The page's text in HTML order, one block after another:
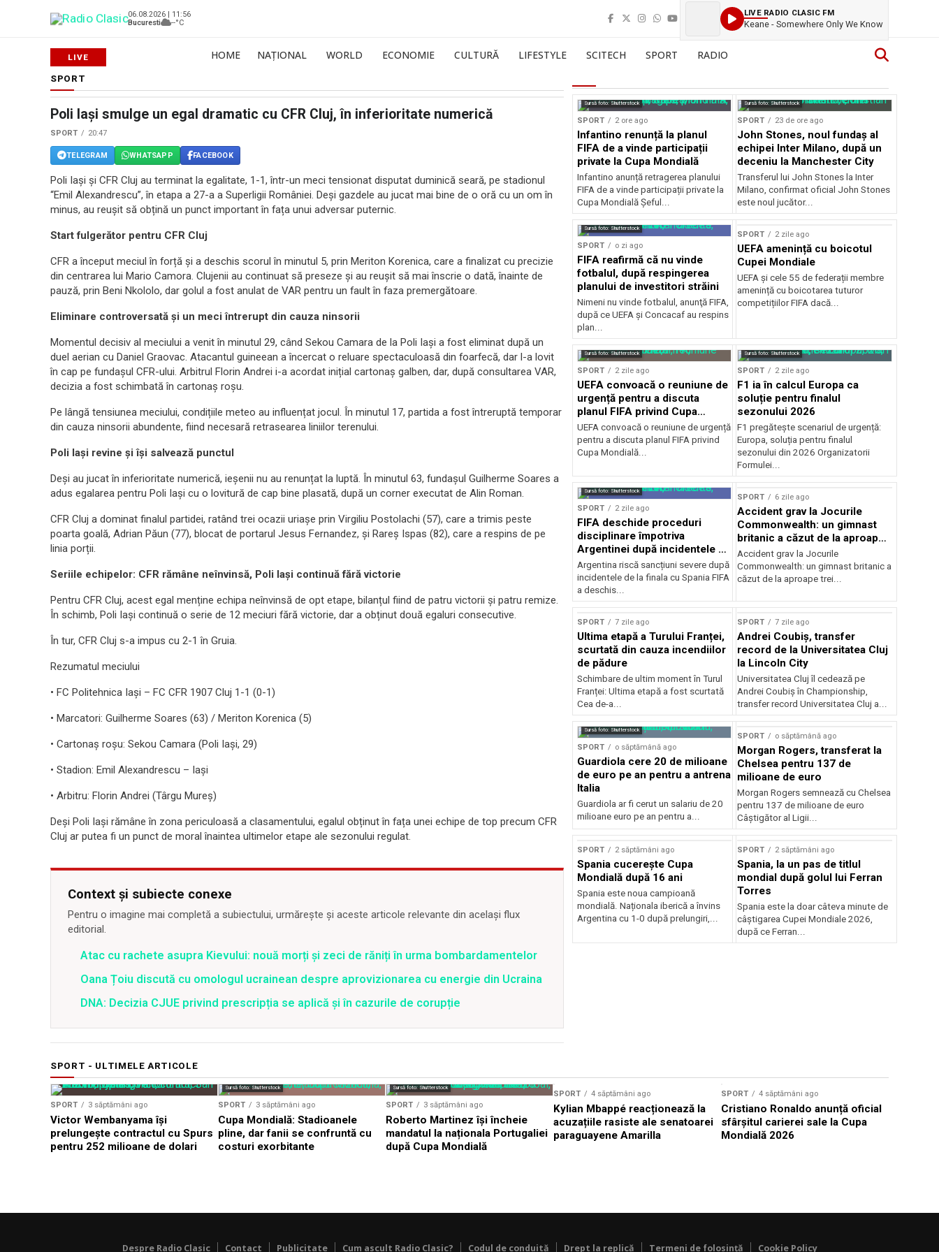
06.08.2026 | 11:56
Bucuresti
--°C
LIVE RADIO CLASIC FM
Keane - Somewhere Only We Know
HOME NAȚIONAL WORLD ECONOMIE CULTURĂ LIFESTYLE SCITECH SPORT RADIO
SPORT
Poli Iași smulge un egal dramatic cu CFR Cluj, în inferioritate numerică
SPORT 20:47
TELEGRAM WHATSAPP FACEBOOK
Poli Iași și CFR Cluj au terminat la egalitate, 1-1, într-un meci tensionat disputat duminică seară, pe stadionul
“Emil Alexandrescu”, în etapa a 27-a a Superligii României. Deși gazdele au jucat mai bine de o oră cu un om în
minus, au reușit să obțină un punct important în fața unui adversar puternic.
Start fulgerător pentru CFR Cluj
CFR a început meciul în forță și a deschis scorul în minutul 5, prin Meriton Korenica, care a finalizat cu precizie
din centrarea lui Mario Camora. Clujenii au continuat să preseze și au reușit să mai înscrie o dată, înainte de
pauză, prin Beni Nkololo, dar golul a fost anulat de VAR pentru un fault în faza premergătoare.
Eliminare controversată și un meci întrerupt din cauza ninsorii
Momentul decisiv al meciului a venit în minutul 29, când Sekou Camara de la Poli Iași a fost eliminat după un
duel aerian cu Daniel Graovac. Atacantul guineean a încercat o reluare spectaculoasă din foarfecă, dar l-a lovit
în cap pe fundașul CFR-ului. Arbitrul Florin Andrei i-a acordat inițial cartonaș galben, dar, după consultarea VAR,
decizia a fost schimbată în cartonaș roșu.
Pe lângă tensiunea meciului, condițiile meteo au influențat jocul. În minutul 17, partida a fost întreruptă temporar
din cauza ninsorii abundente, fiind necesară retrasearea liniilor terenului.
Poli Iași revine și își salvează punctul
Deși au jucat în inferioritate numerică, ieșenii nu au renunțat la luptă. În minutul 63, fundașul Guilherme Soares a
adus egalarea pentru Poli Iași cu o lovitură de cap bine plasată, după un corner executat de Alin Roman.
CFR Cluj a dominat finalul partidei, ratând trei ocazii uriașe prin Virgiliu Postolachi (57), care a trimis peste
poarta goală, Adrian Păun (77), blocat de portarul Jesus Fernandez, și Rareș Ispas (82), care a respins de pe
linia porții.
Seriile echipelor: CFR rămâne neînvinsă, Poli Iași continuă fără victorie
Pentru CFR Cluj, acest egal menține echipa neînvinsă de opt etape, bilanțul fiind de patru victorii și patru remize.
În schimb, Poli Iași continuă o serie de 12 meciuri fără victorie, dar a obținut două egaluri consecutive.
În tur, CFR Cluj s-a impus cu 2-1 în Gruia.
Rezumatul meciului
• FC Politehnica Iași – FC CFR 1907 Cluj 1-1 (0-1)
• Marcatori: Guilherme Soares (63) / Meriton Korenica (5)
• Cartonaș roșu: Sekou Camara (Poli Iași, 29)
• Stadion: Emil Alexandrescu – Iași
• Arbitru: Florin Andrei (Târgu Mureș)
Deși Poli Iași rămâne în zona periculoasă a clasamentului, egalul obținut în fața unei echipe de top precum CFR
Cluj ar putea fi un punct de moral înaintea ultimelor etape ale sezonului regulat.
Context și subiecte conexe
Pentru o imagine mai completă a subiectului, urmărește și aceste articole relevante din același flux
editorial.
Atac cu rachete asupra Kievului: nouă morți și zeci de răniți în urma bombardamentelor
Oana Țoiu discută cu omologul ucrainean despre aprovizionarea cu energie din Ucraina
DNA: Decizia CJUE privind prescripția se aplică și în cazurile de corupție
Sursă foto: Shutterstock
SPORT 2 ore ago
Infantino renunță la planul
FIFA de a vinde participații
private la Cupa Mondială
Infantino anunță retragerea planului
FIFA de a vinde participații private la
Cupa Mondială Șeful...
Sursă foto: Shutterstock
SPORT 23 de ore ago
John Stones, noul fundaș al
echipei Inter Milano, după un
deceniu la Manchester City
Transferul lui John Stones la Inter
Milano, confirmat oficial John Stones
este noul jucător...
Sursă foto: Shutterstock
SPORT o zi ago
FIFA reafirmă că nu vinde
fotbalul, după respingerea
planului de investitori străini
Nimeni nu vinde fotbalul, anunţă FIFA,
după ce UEFA şi Concacaf au respins
plan...
SPORT 2 zile ago
UEFA amenință cu boicotul
Cupei Mondiale
UEFA și cele 55 de federații membre
amenință cu boicotarea tuturor
competițiilor FIFA dacă...
Sursă foto: Shutterstock
SPORT 2 zile ago
UEFA convoacă o reuniune de
urgență pentru a discuta
planul FIFA privind Cupa
Mondială
UEFA convoacă o reuniune de urgență
pentru a discuta planul FIFA privind
Cupa Mondială...
Sursă foto: Shutterstock
SPORT 2 zile ago
F1 ia în calcul Europa ca
soluție pentru finalul
sezonului 2026
F1 pregătește scenariul de urgență:
Europa, soluția pentru finalul
sezonului din 2026 Organizatorii
Formulei...
Sursă foto: Shutterstock
SPORT 2 zile ago
FIFA deschide proceduri
disciplinare împotriva
Argentinei după incidentele de
la finala cu Spania
Argentina riscă sancțiuni severe după
incidentele de la finala cu Spania FIFA
a deschis...
SPORT 6 zile ago
Accident grav la Jocurile
Commonwealth: un gimnast
britanic a căzut de la aproape
trei metri
Accident grav la Jocurile
Commonwealth: un gimnast britanic a
căzut de la aproape trei...
SPORT 7 zile ago
Ultima etapă a Turului Franței,
scurtată din cauza incendiilor
de pădure
Schimbare de ultim moment în Turul
Franței: Ultima etapă a fost scurtată
Cea de-a...
SPORT 7 zile ago
Andrei Coubiș, transfer
record de la Universitatea Cluj
la Lincoln City
Universitatea Cluj îl cedează pe
Andrei Coubiș în Championship,
transfer record Universitatea Cluj a...
Sursă foto: Shutterstock
SPORT o săptămână ago
Guardiola cere 20 de milioane
de euro pe an pentru a antrena
Italia
Guardiola ar fi cerut un salariu de 20
milioane euro pe an pentru a...
SPORT o săptămână ago
Morgan Rogers, transferat la
Chelsea pentru 137 de
milioane de euro
Morgan Rogers semnează cu Chelsea
pentru 137 de milioane de euro
Câștigător al Ligii...
SPORT 2 săptămâni ago
Spania cucerește Cupa
Mondială după 16 ani
Spania este noua campioană
mondială. Naționala iberică a învins
Argentina cu 1-0 după prelungiri,...
SPORT 2 săptămâni ago
Spania, la un pas de titlul
mondial după golul lui Ferran
Torres
Spania este la doar câteva minute de
câștigarea Cupei Mondiale 2026,
după ce Ferran...
SPORT - ULTIMELE ARTICOLE
SPORT 3 săptămâni ago
Victor Wembanyama își
prelungește contractul cu Spurs
pentru 252 milioane de dolari
Sursă foto: Shutterstock
SPORT 3 săptămâni ago
Cupa Mondială: Stadioanele
pline, dar fanii se confruntă cu
costuri exorbitante
Sursă foto: Shutterstock
SPORT 3 săptămâni ago
Roberto Martinez își încheie
mandatul la naționala Portugaliei
după Cupa Mondială
SPORT 4 săptămâni ago
Kylian Mbappé reacționează la
acuzațiile rasiste ale senatoarei
paraguayene Amarilla
SPORT 4 săptămâni ago
Cristiano Ronaldo anunță oficial
sfârșitul carierei sale la Cupa
Mondială 2026
Despre Radio Clasic Contact Publicitate Cum ascult Radio Clasic? Codul de conduită Drept la replică Termeni de folosință Cookie Policy